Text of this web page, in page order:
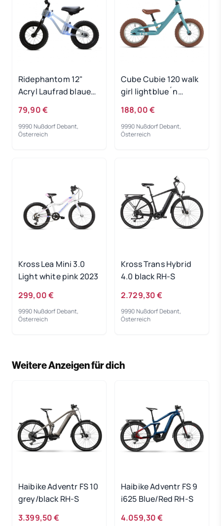
Ridephantom 12"
Acryl Laufrad blaues
79,90 €
9990 Nußdorf Debant,
Österreich
Cube Cubie 120 walk
girl lightblue´n
188,00 €
9990 Nußdorf Debant,
Österreich
Kross Lea Mini 3.0
Light white pink 2023
299,00 €
9990 Nußdorf Debant,
Österreich
Kross Trans Hybrid
4.0 black RH-S
2.729,30 €
9990 Nußdorf Debant,
Österreich
Weitere Anzeigen für dich
Haibike Adventr FS 10
grey/black RH-S
3.399,50 €
Haibike Adventr FS 9
i625 Blue/Red RH-S
4.059,30 €